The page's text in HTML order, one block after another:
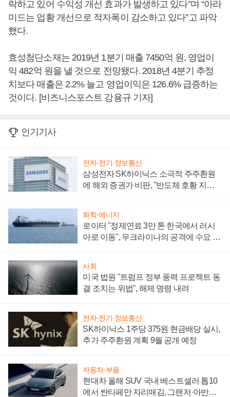
락하고 있어 수익성 개선 효과가 발생하고 있다”며 “아라
미드는 업황 개선으로 적자폭이 감소하고 있다”고 파악
했다.
효성첨단소재는 2019년 1분기 매출 7450억 원, 영업이
익 482억 원을 낼 것으로 전망됐다. 2018년 4분기 추정
치보다 매출은 2.2% 늘고 영업이익은 126.6% 급증하는
것이다. [비즈니스포스트 강용규 기자]
인기기사
전자·전기·정보통신
삼성전자 SK하이닉스 소극적 주주환원
에 해외 증권가 비판, "반도체 호황 지속
화학·에너지
로이터 "정제연료 3만 톤 한국에서 러시
아로 이동", 우크라이나의 공격에 수요 늘
사회
미국 법원 "트럼프 정부 풍력 프로젝트 동
결 조치는 위법", 해제 명령 내려
전자·전기·정보통신
SK하이닉스 1주당 375원 현금배당 실시,
추가 주주환원 계획 9월 공개 예정
자동차·부품
현대차 올해 SUV 국내 베스트셀러 톱10
에서 싼타페만 자리매김, 그랜저·아반떼